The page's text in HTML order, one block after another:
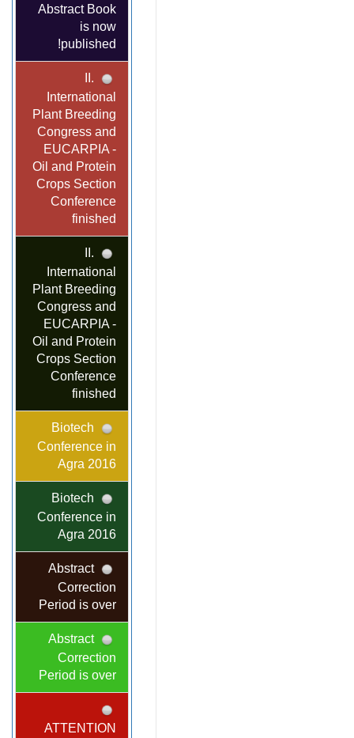
Abstract Book
is now
published!
II.
International
Plant Breeding
Congress and
EUCARPIA -
Oil and Protein
Crops Section
Conference
finished
II.
International
Plant Breeding
Congress and
EUCARPIA -
Oil and Protein
Crops Section
Conference
finished
Biotech
Conference in
Agra 2016
Biotech
Conference in
Agra 2016
Abstract
Correction
Period is over
Abstract
Correction
Period is over
ATTENTION